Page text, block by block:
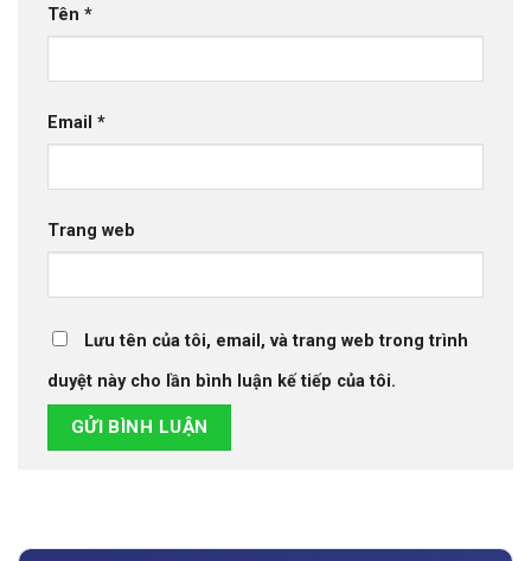
Tên *
Email *
Trang web
Lưu tên của tôi, email, và trang web trong trình
duyệt này cho lần bình luận kế tiếp của tôi.